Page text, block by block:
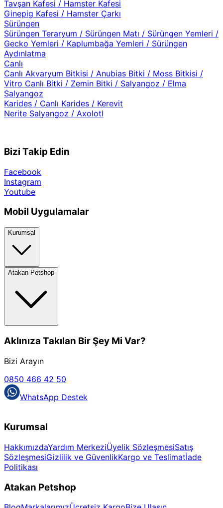
Tavşan Kafesi / Hamster Kafesi
Ginepig Kafesi / Hamster Çarkı
Sürüngen
Sürüngen Teraryum / Sürüngen Matı / Sürüngen Yemleri /
Gecko Yemleri / Kaplumbağa Yemleri / Sürüngen
Aydınlatma
Canlı
Canlı Akvaryum Bitkisi / Anubias Bitki / Moss Bitkisi /
Vitro Canlı Bitki / Zemin Bitki / Salyangoz / Elma
Salyangoz
Karides / Canlı Karides / Kerevit
Nerite Salyangoz / Axolotl
Bizi Takip Edin
Facebook
Instagram
Youtube
Mobil Uygulamalar
Kurumsal
Atakan Petshop
Aklınıza Takılan Bir Şey Mi Var?
Bizi Arayın
0850 466 42 50
WhatsApp Destek
Kurumsal
HakkımızdaYardım MerkeziÜyelik SözleşmesiSatış
SözleşmesiGizlilik ve GüvenlikKargo ve Teslimatİade
Politikası
Atakan Petshop